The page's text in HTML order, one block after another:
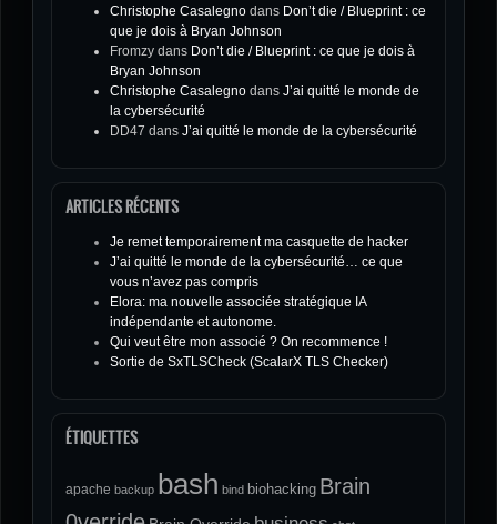
Christophe Casalegno dans Don’t die / Blueprint : ce
que je dois à Bryan Johnson
Fromzy dans Don’t die / Blueprint : ce que je dois à
Bryan Johnson
Christophe Casalegno dans J’ai quitté le monde de
la cybersécurité
DD47 dans J’ai quitté le monde de la cybersécurité
ARTICLES RÉCENTS
Je remet temporairement ma casquette de hacker
J’ai quitté le monde de la cybersécurité… ce que
vous n’avez pas compris
Elora: ma nouvelle associée stratégique IA
indépendante et autonome.
Qui veut être mon associé ? On recommence !
Sortie de SxTLSCheck (ScalarX TLS Checker)
ÉTIQUETTES
apache backup bash bind biohacking Brain